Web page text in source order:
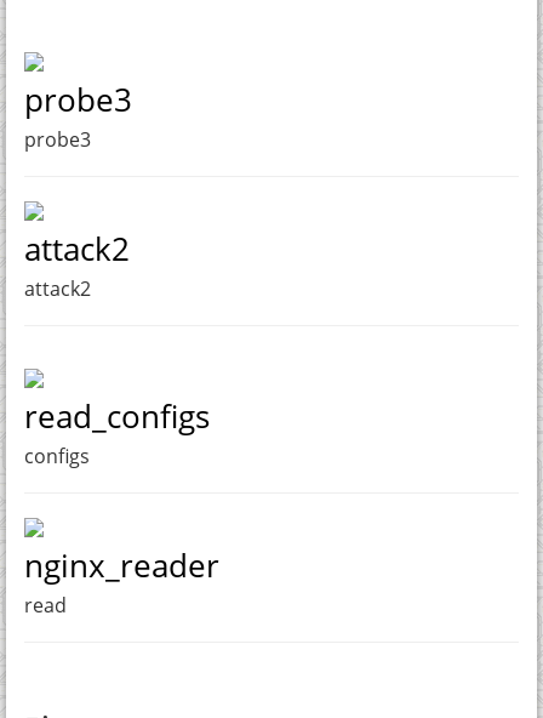
probe3
probe3
attack2
attack2
read_configs
configs
nginx_reader
read